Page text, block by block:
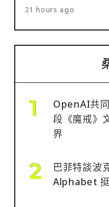
21 hours ago
OpenAI共
段《魔戒》
界
巴菲特談波
Alphabet